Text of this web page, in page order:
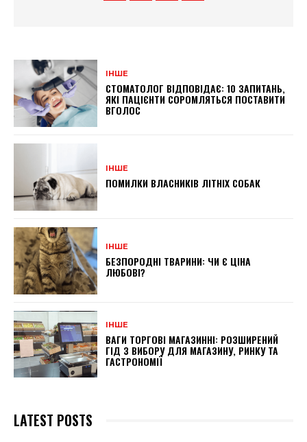
ІНШЕ
СТОМАТОЛОГ ВІДПОВІДАЄ: 10 ЗАПИТАНЬ,
ЯКІ ПАЦІЄНТИ СОРОМЛЯТЬСЯ ПОСТАВИТИ
ВГОЛОС
ІНШЕ
ПОМИЛКИ ВЛАСНИКІВ ЛІТНІХ СОБАК
ІНШЕ
БЕЗПОРОДНІ ТВАРИНИ: ЧИ Є ЦІНА
ЛЮБОВІ?
ІНШЕ
ВАГИ ТОРГОВІ МАГАЗИННІ: РОЗШИРЕНИЙ
ГІД З ВИБОРУ ДЛЯ МАГАЗИНУ, РИНКУ ТА
ГАСТРОНОМІЇ
LATEST POSTS